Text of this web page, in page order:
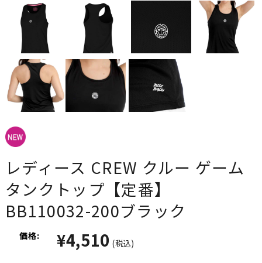
レディース CREW クルー ゲーム
タンクトップ【定番】
BB110032-200ブラック
価格: ¥4,510 (税込)